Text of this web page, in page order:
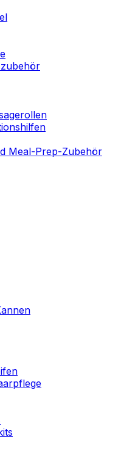
Meal-Prep-Zubehör